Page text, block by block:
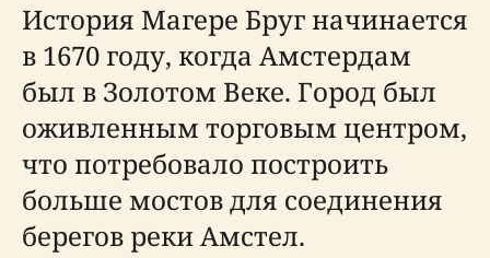
История Магере Бруг начинается
в 1670 году, когда Амстердам
был в Золотом Веке. Город был
оживленным торговым центром,
что потребовало построить
больше мостов для соединения
берегов реки Амстел.